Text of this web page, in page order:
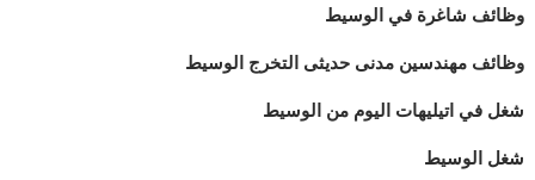
وظائف شاغرة في الوسيط
وظائف مهندسين مدنى حديثى التخرج الوسيط
شغل في اتيليهات اليوم من الوسيط
شغل الوسيط